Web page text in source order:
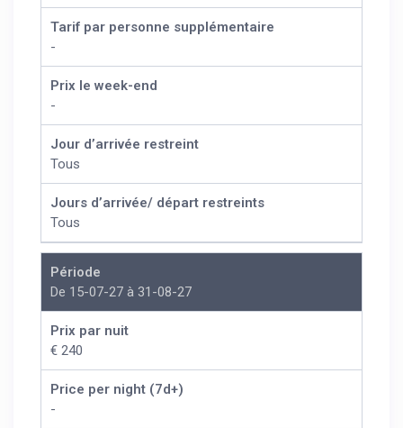
Tarif par personne supplémentaire
-
Prix le week-end
-
Jour d’arrivée restreint
Tous
Jours d’arrivée/ départ restreints
Tous
Période
De 15-07-27 à 31-08-27
Prix par nuit
€ 240
Price per night (7d+)
-